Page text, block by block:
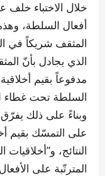
خلال الاختباء خلف
أفعال السلطة،
المثقف شريكاً في
الذي يجادل بأنّ
مدفوعاً بقيم
السلطة تحت غطاء
وبناءً على ذلك يفرّق
على التمسّك بقيم
النتائج،
المترتّبة على